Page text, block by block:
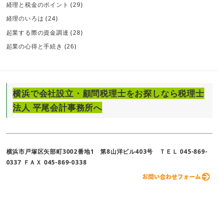
経理と税金のポイント (29)
経理のいろは (24)
起業する際の資金調達 (28)
起業の心得と手続き (26)
横浜で会社設立・顧問税理士をお探しなら税理士
法人 平尾会計事務所へ
横浜市戸塚区矢部町3002番地1 第8山洋ビル403号 ＴＥＬ 045-869-
0337 ＦＡＸ 045-869-0338